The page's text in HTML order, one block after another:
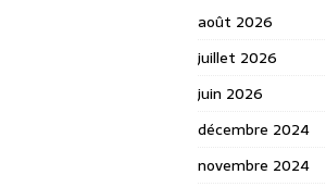
août 2026
juillet 2026
juin 2026
décembre 2024
novembre 2024